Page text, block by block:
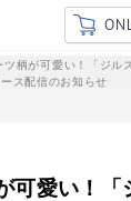
ツ柄が可愛い！「ジル
ス配信のお知らせ
可愛い！